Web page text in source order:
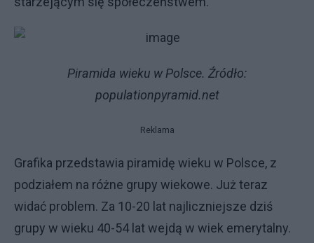
Piramida wieku w Polsce. Źródło:
populationpyramid.net
Reklama
Grafika przedstawia piramidę wieku w Polsce, z
podziałem na różne grupy wiekowe. Już teraz
widać problem. Za 10-20 lat najliczniejsze dziś
grupy w wieku 40-54 lat wejdą w wiek emerytalny.